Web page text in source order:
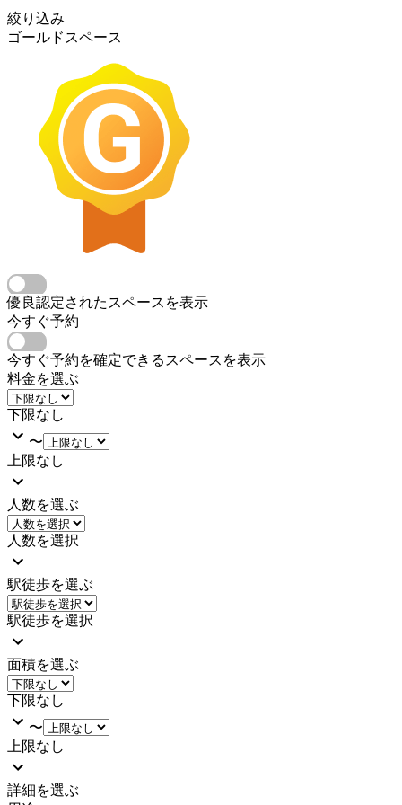
絞り込み
ゴールドスペース
優良認定されたスペースを表示
今すぐ予約
今すぐ予約を確定できるスペースを表示
料金を選ぶ
下限なし
〜
上限なし
人数を選ぶ
人数を選択
駅徒歩を選ぶ
駅徒歩を選択
面積を選ぶ
下限なし
〜
上限なし
詳細を選ぶ